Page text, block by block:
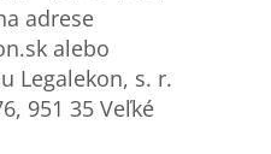
adrese
alebo
Legalekon, s. r.
951 35 Veľké